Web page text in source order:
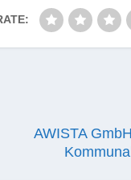
AWISTA